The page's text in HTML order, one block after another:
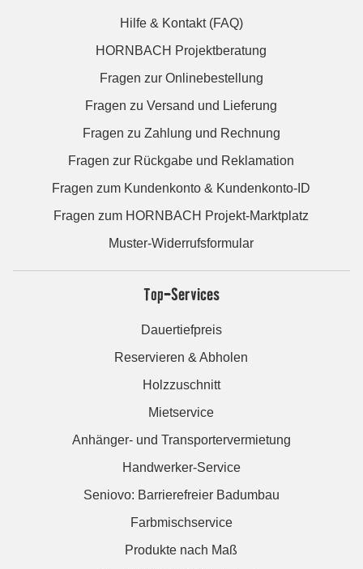
Hilfe & Kontakt (FAQ)
HORNBACH Projektberatung
Fragen zur Onlinebestellung
Fragen zu Versand und Lieferung
Fragen zu Zahlung und Rechnung
Fragen zur Rückgabe und Reklamation
Fragen zum Kundenkonto & Kundenkonto-ID
Fragen zum HORNBACH Projekt-Marktplatz
Muster-Widerrufsformular
Top-Services
Dauertiefpreis
Reservieren & Abholen
Holzzuschnitt
Mietservice
Anhänger- und Transportervermietung
Handwerker-Service
Seniovo: Barrierefreier Badumbau
Farbmischservice
Produkte nach Maß